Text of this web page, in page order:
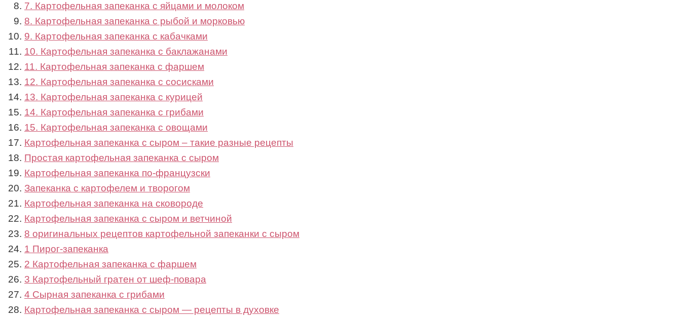
7. Картофельная запеканка с яйцами и молоком
8. Картофельная запеканка с рыбой и морковью
9. Картофельная запеканка с кабачками
10. Картофельная запеканка с баклажанами
11. Картофельная запеканка с фаршем
12. Картофельная запеканка с сосисками
13. Картофельная запеканка с курицей
14. Картофельная запеканка с грибами
15. Картофельная запеканка с овощами
Картофельная запеканка с сыром – такие разные рецепты
Простая картофельная запеканка с сыром
Картофельная запеканка по-французски
Запеканка с картофелем и творогом
Картофельная запеканка на сковороде
Картофельная запеканка с сыром и ветчиной
8 оригинальных рецептов картофельной запеканки с сыром
1 Пирог-запеканка
2 Картофельная запеканка с фаршем
3 Картофельный гратен от шеф-повара
4 Сырная запеканка с грибами
Картофельная запеканка с сыром — рецепты в духовке